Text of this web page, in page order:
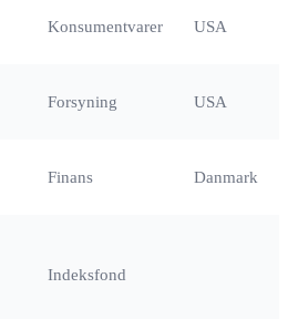
Konsumentvarer USA
Forsyning USA
Finans Danmark
Indeksfond